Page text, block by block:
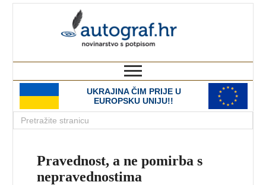
UKRAJINA ČIM PRIJE U
EUROPSKU UNIJU!!
Pravednost, a ne pomirba s
nepravednostima